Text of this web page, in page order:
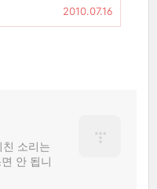
2010.07.16
친 소리는
안 됩니